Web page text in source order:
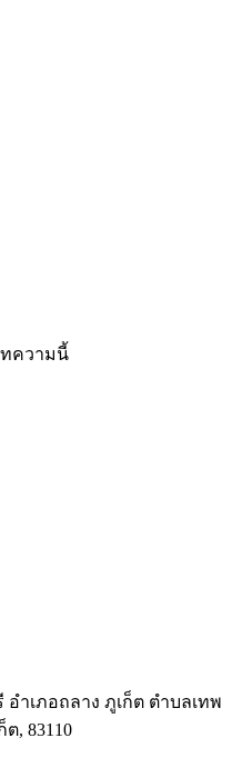
ความนี้
ำเภอถลาง ภูเก็ต ตำบลเทพ
, 83110